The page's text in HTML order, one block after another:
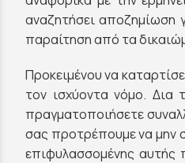
αναζητήσει αποζημίωση
παραίτηση από τα
Προκειμένου να
τον ισχύοντα νόμο.
πραγματοποιήσετε
σας προτρέπουμε να μην
επιφυλασσομένης αυτής